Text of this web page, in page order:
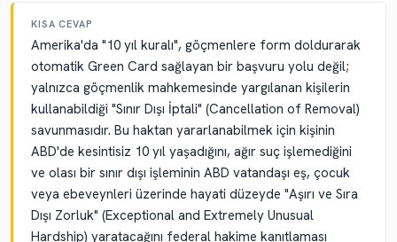
KISA CEVAP
Amerika'da "10 yıl kuralı", göçmenlere form doldurarak
otomatik Green Card sağlayan bir başvuru yolu değil;
yalnızca göçmenlik mahkemesinde yargılanan kişilerin
kullanabildiği "Sınır Dışı İptali" (Cancellation of Removal)
savunmasıdır. Bu haktan yararlanabilmek için kişinin
ABD'de kesintisiz 10 yıl yaşadığını, ağır suç işlemediğini
ve olası bir sınır dışı işleminin ABD vatandaşı eş, çocuk
veya ebeveynleri üzerinde hayati düzeyde "Aşırı ve Sıra
Dışı Zorluk" (Exceptional and Extremely Unusual
Hardship) yaratacağını federal hakime kanıtlaması